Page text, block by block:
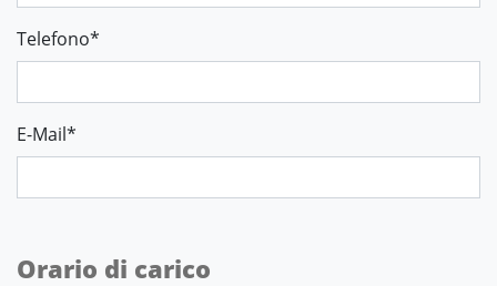
Telefono*
E-Mail*
Orario di carico